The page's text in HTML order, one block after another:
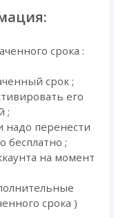
срока :
срок ;
его
;
надо перенести
бесплатно ;
на момент
срока )